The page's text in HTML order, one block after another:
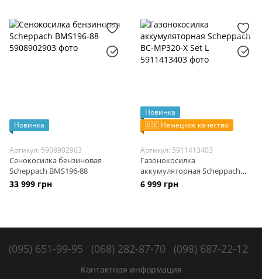
Новинка
Артикул: 5908902903
Сенокосилка бензиновая
Scheppach BMS196-88
33 999 грн
Новинка
🇩🇪 Немецкое качество
Артикул: 5911413403
Газонокосилка
аккумуляторная Scheppach
BC-MP320-X Set L
6 999 грн
(095) 651-99-95 (068) 282-87-70 (098) 687-22-12
Контактная информация